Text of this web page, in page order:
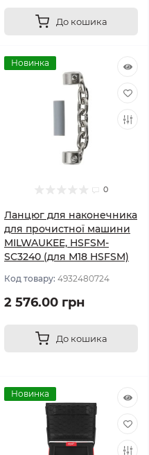
До кошика
Новинка
0
Ланцюг для наконечника
для прочистної машини
MILWAUKEE, HSFSM-
SC3240 (для М18 HSFSM)
Код товару: 4932480724
2 576.00 грн
До кошика
Новинка